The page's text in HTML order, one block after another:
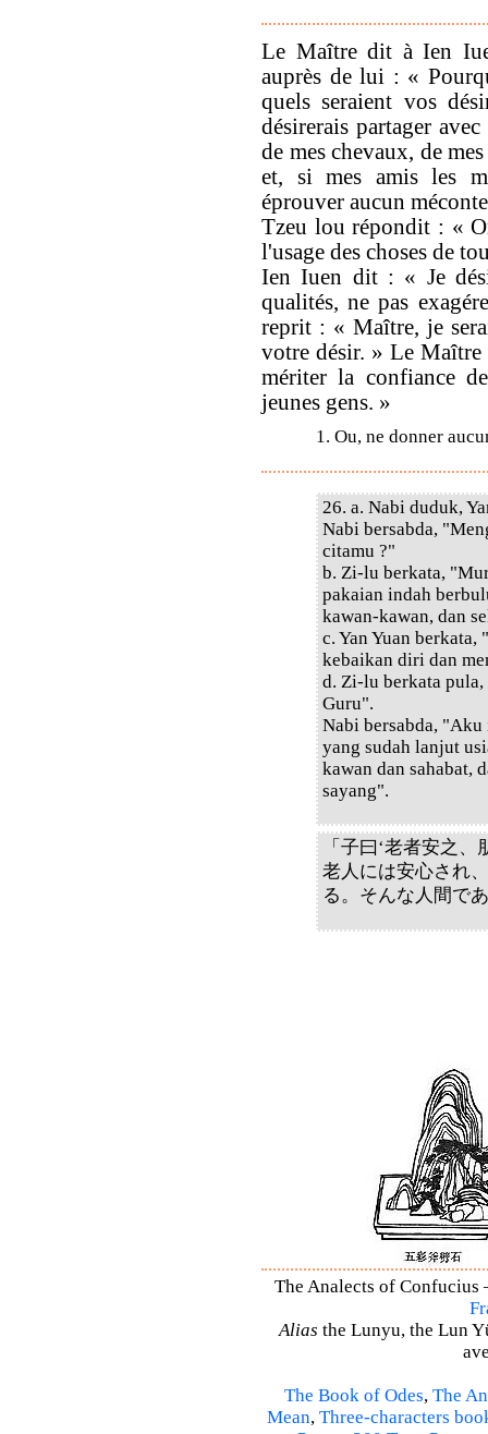
Le Maître dit à Ien
auprès de lui : «
quels seraient vos
désirerais partager
de mes chevaux, de
et, si mes amis les
éprouver aucun
Tzeu lou répondit : «
l'usage des choses de
Ien Iuen dit : « Je
qualités, ne pas
reprit : « Maître, je
votre désir. » Le
mériter la confiance
jeunes gens. »
1. Ou, ne donner
26. a. Nabi duduk,
Nabi bersabda,
citamu ?"
b. Zi-lu berkata,
pakaian indah
kawan-kawan, dan
c. Yan Yuan
kebaikan diri dan
d. Zi-lu berkata
Guru".
Nabi bersabda,
yang sudah lanjut
kawan dan sahabat,
sayang".
「子曰‘老者安之
老人には安心され
る。そんな人間で
The Analects of Confucius
Alias the Lunyu, the Lun
The Book of Odes, The
Mean, Three-characters